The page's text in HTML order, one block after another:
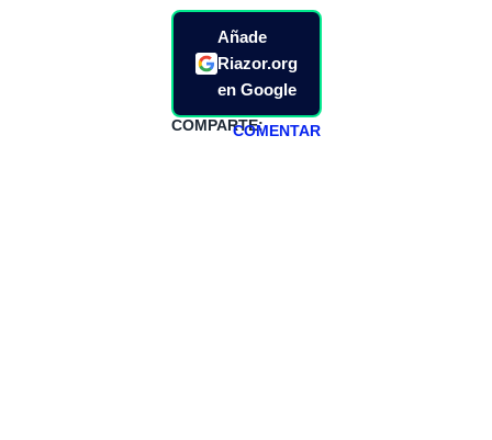
Añade
Riazor.org
en Google
COMPARTE:COMENTAR